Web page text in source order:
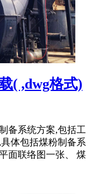
( ,dwg格式)
备系统方案,包括工
体包括煤粉制备系
面联络图一张、 煤